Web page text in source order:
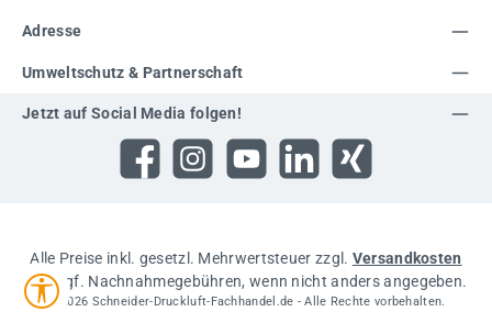
Adresse
Umweltschutz & Partnerschaft
Jetzt auf Social Media folgen!
FacebookInstagramYouTube LinkedIn Xing
Alle Preise inkl. gesetzl. Mehrwertsteuer zzgl. Versandkosten
und ggf. Nachnahmegebühren, wenn nicht anders angegeben.
© 2026 Schneider-Druckluft-Fachhandel.de - Alle Rechte vorbehalten.
Werkzeugleiste anzeigen